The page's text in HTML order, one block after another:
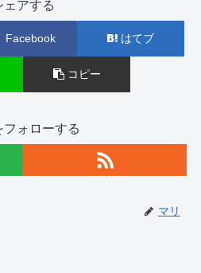
ェアする
Facebook はてブ
コピー
フォローする
マリ